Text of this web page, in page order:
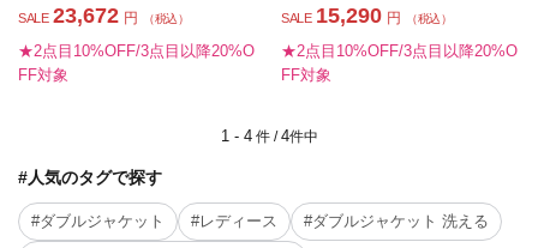
SALE 23,672 円 （税込）
★2点目10%OFF/3点目以降20%O
FF対象
SALE 15,290 円 （税込）
★2点目10%OFF/3点目以降20%O
FF対象
1 - 4件 /4件中
#人気のタグで探す
#ダブルジャケット #レディース #ダブルジャケット 洗える